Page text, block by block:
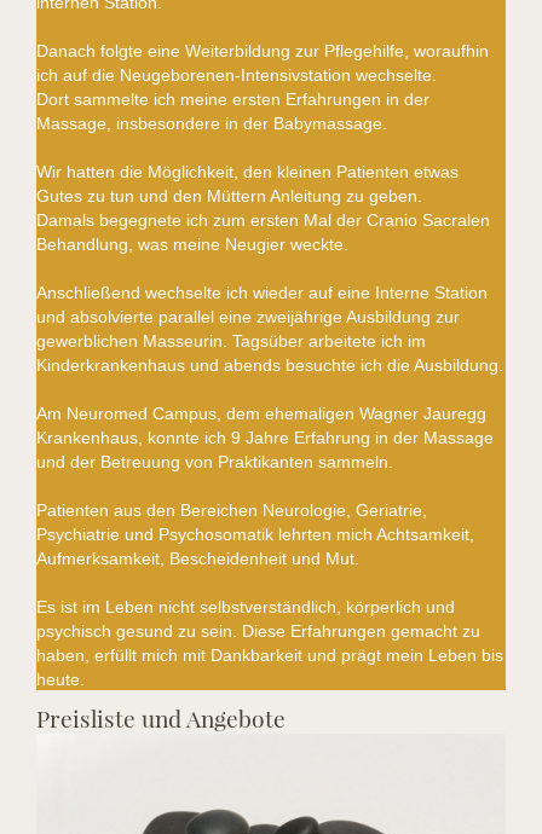
Danach folgte eine Weiterbildung zur Pflegehilfe, woraufhin
ich auf die Neugeborenen-Intensivstation wechselte.
Dort sammelte ich meine ersten Erfahrungen in der
Massage, insbesondere in der Babymassage.
Wir hatten die Möglichkeit, den kleinen Patienten etwas
Gutes zu tun und den Müttern Anleitung zu geben.
Damals begegnete ich zum ersten Mal der Cranio Sacralen
Behandlung, was meine Neugier weckte.
Anschließend wechselte ich wieder auf eine Interne Station
und absolvierte parallel eine zweijährige Ausbildung zur
gewerblichen Masseurin. Tagsüber arbeitete ich im
Kinderkrankenhaus und abends besuchte ich die Ausbildung.
Am Neuromed Campus, dem ehemaligen Wagner Jauregg
Krankenhaus, konnte ich 9 Jahre Erfahrung in der Massage
und der Betreuung von Praktikanten sammeln.
Patienten aus den Bereichen Neurologie, Geriatrie,
Psychiatrie und Psychosomatik lehrten mich Achtsamkeit,
Aufmerksamkeit, Bescheidenheit und Mut.
Es ist im Leben nicht selbstverständlich, körperlich und
psychisch gesund zu sein. Diese Erfahrungen gemacht zu
haben, erfüllt mich mit Dankbarkeit und prägt mein Leben bis
heute.
Preisliste und Angebote